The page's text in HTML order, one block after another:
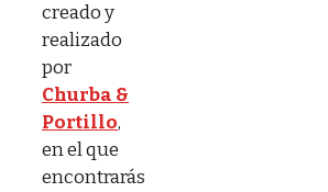
creado y
realizado
por
Churba &
Portillo,
en el que
encontrarás